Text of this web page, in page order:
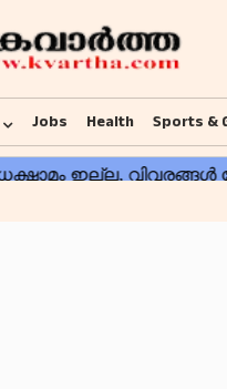
Jobs Health Sports &